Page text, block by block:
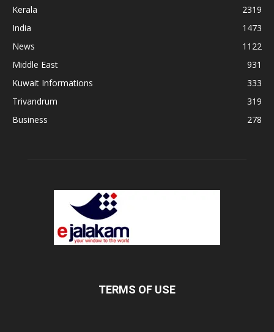
Kerala
2319
India
1473
News
1122
Middle East
931
Kuwait Informations
333
Trivandrum
319
Business
278
TERMS OF USE